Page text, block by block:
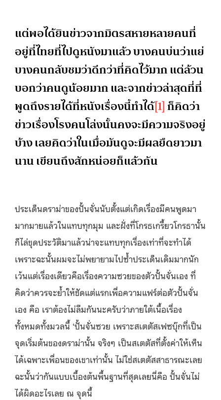
แต่พอได้ยินข่าวจากมิตรสหายหลายคนที่
อยู่ที่ไทยที่ไปดูหนังมาแล้ว บางคนบ่นว่าแย่
บางคนกลับชมว่าดีกว่าที่คิดไว้มาก แต่ล้วน
บอกว่าคนดูน้อยมาก และจากข่าวล่าสุดที่ที่
พูดถึงรายได้ที่หนังเรื่องนี้ทำได้[1]ก็คิดว่า
ข่าวเรื่องโรงคนโล่งนั้นคงจะมีความจริงอยู่
บ้าง เลยคิดว่าในเมื่อมันดูจะมีผลยืดยาวมา
นาน เขียนถึงสักหน่อยก็แล้วกัน
ประเด็นดราม่าของปั้นจั่นนับตั้งแต่เกิดเรื่องมีคนพูดมา
มากมายแล้วในแทบทุกมุม และฝั่งที่โกรธเกรี้ยวโกรธานั้น
ก็ไล่ขุดประวัติมาแล้วน่าจะแทบทุกเรื่องเท่าที่จะทำได้
เพราะฉะนั้นผมจะไม่พยายามไปซ้ำประเด็นเดิมมากนัก
เว้นแต่เรื่องเดียวคือเรื่องความซวยของตัวปั้นจั่นเอง ที่
คิดว่าควรจะย้ำให้ชัดแต่แรกเพื่อความแฟร์ต่อตัวปั้นจั่น
เอง คือ เราต้องไม่ลืมกันนะครับว่าภายใต้เนื้อเรื่อง
ทั้งหมดทั้งมวลนี้ ‘ปั้นจั่นซวย เพราะสเตตัสเฟซบุ๊กที่เป็น
จุดเริ่มต้นของดราม่านั้น จริงๆ เป็นสเตตัสที่ตั้งค่าให้เห็น
ได้เฉพาะเพื่อนของเขาเท่านั้น ไม่ใช่สเตตัสสาธารณะเลย
ฉะนั้นว่ากันแบบเบื้องต้นพื้นฐานที่สุดเลยนี่คือ ปั้นจั่นไม่
ได้ผิดอะไรเลย ณ จุดนี้